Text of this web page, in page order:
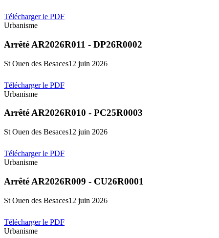
Télécharger le PDF
Urbanisme
Arrêté AR2026R011 - DP26R0002
St Ouen des Besaces12 juin 2026
Télécharger le PDF
Urbanisme
Arrêté AR2026R010 - PC25R0003
St Ouen des Besaces12 juin 2026
Télécharger le PDF
Urbanisme
Arrêté AR2026R009 - CU26R0001
St Ouen des Besaces12 juin 2026
Télécharger le PDF
Urbanisme